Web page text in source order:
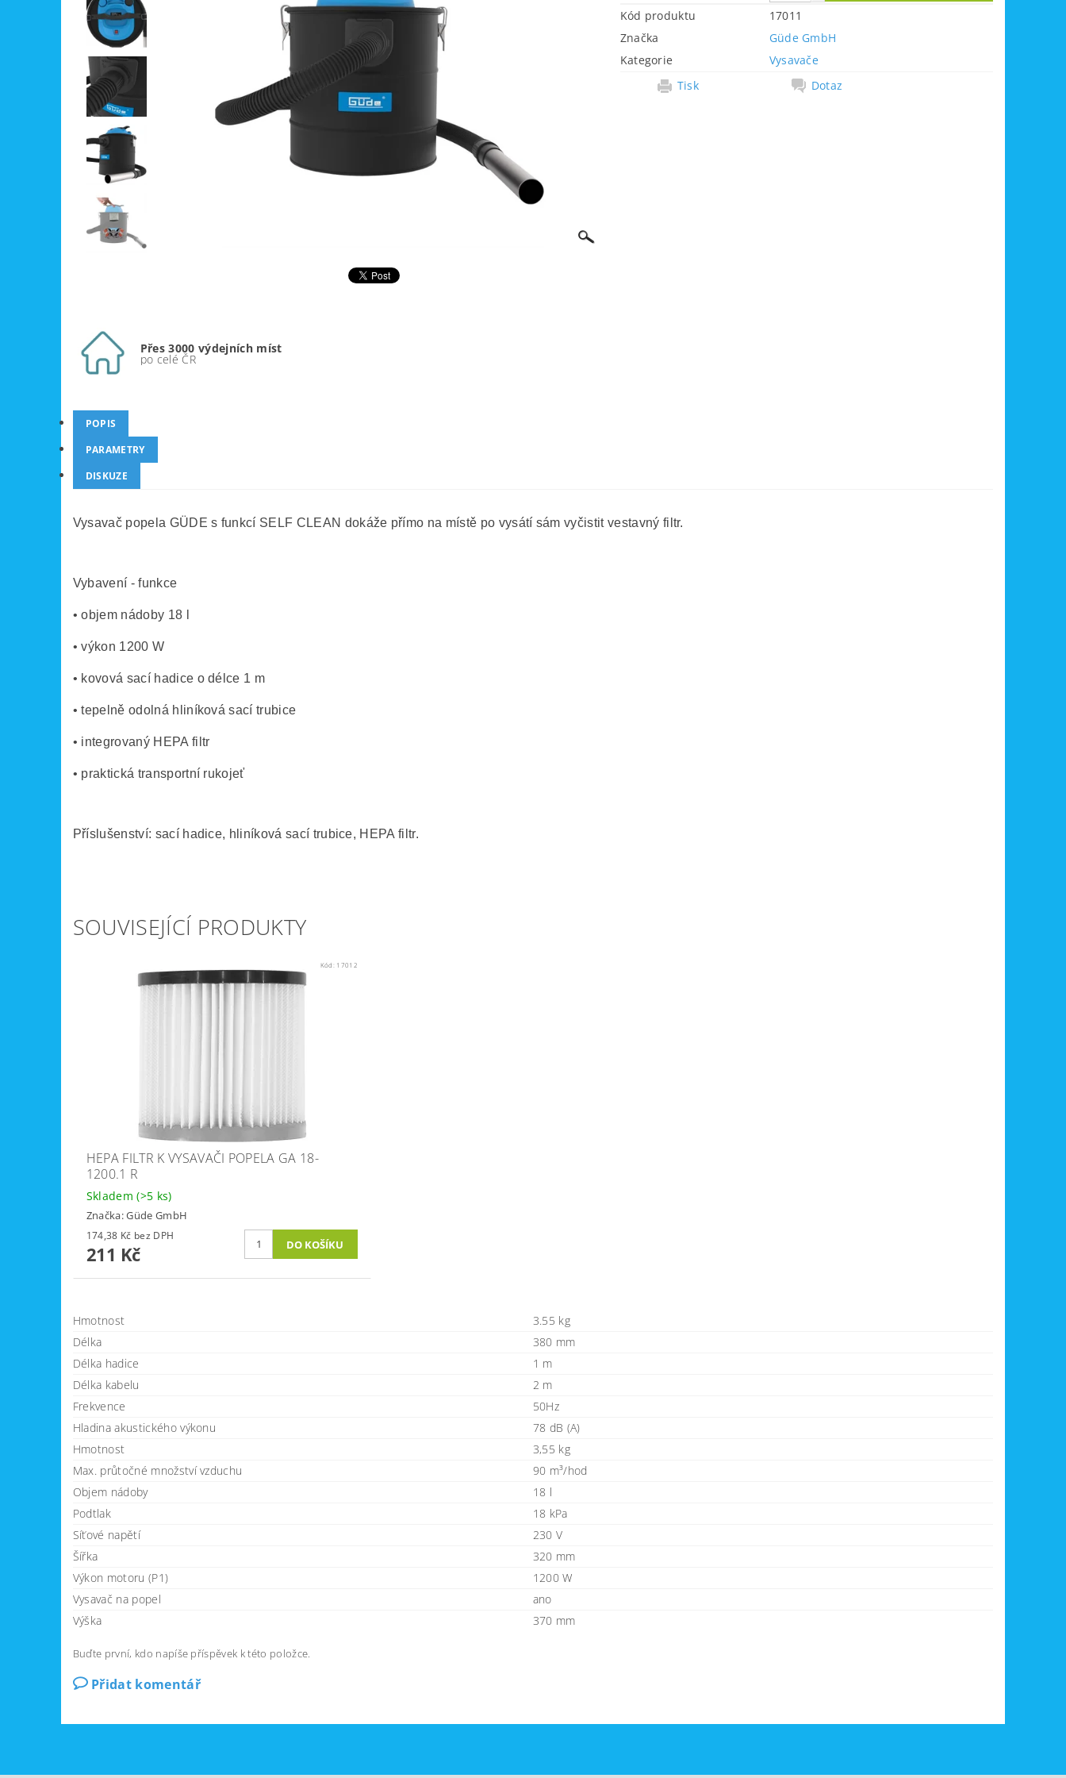
Kód produktu
17011
Značka
Güde GmbH
Kategorie
Vysavače
Tisk
Dotaz
Přes 3000 výdejních míst
po celé ČR
POPIS
PARAMETRY
DISKUZE
Vysavač popela GÜDE s funkcí SELF CLEAN dokáže přímo na místě po vysátí sám vyčistit vestavný filtr.
Vybavení - funkce
• objem nádoby 18 l
• výkon 1200 W
• kovová sací hadice o délce 1 m
• tepelně odolná hliníková sací trubice
• integrovaný HEPA filtr
• praktická transportní rukojeť
Příslušenství: sací hadice, hliníková sací trubice, HEPA filtr.
SOUVISEJÍCÍ PRODUKTY
Kód: 17012
HEPA FILTR K VYSAVAČI POPELA GA 18-
1200.1 R
Skladem(>5 ks)
Značka:Güde GmbH
174,38 Kč bez DPH
211 Kč
Hmotnost
3.55 kg
Délka
380 mm
Délka hadice
1 m
Délka kabelu
2 m
Frekvence
50Hz
Hladina akustického výkonu
78 dB (A)
Hmotnost
3,55 kg
Max. průtočné množství vzduchu
90 m³/hod
Objem nádoby
18 l
Podtlak
18 kPa
Síťové napětí
230 V
Šířka
320 mm
Výkon motoru (P1)
1200 W
Vysavač na popel
ano
Výška
370 mm
Buďte první, kdo napíše příspěvek k této položce.
Přidat komentář